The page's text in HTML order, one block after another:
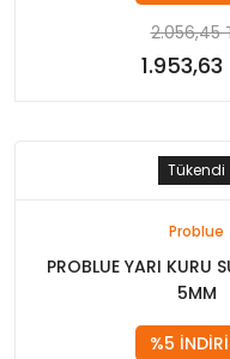
2.056,45
1.953,63
Stokta
Tükendi
Problue
PROBLUE YARI KURU
5MM
%5